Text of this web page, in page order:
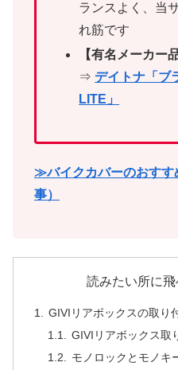
ランスよく、当
れ筋です
【有名メーカー
⇒ デイトナ「ブ
LITE」
≫バイクカバーのおすす
事）
読みたい所に
GIVIリアボックスの取り
GIVIリアボックス取
モノロックとモノキ